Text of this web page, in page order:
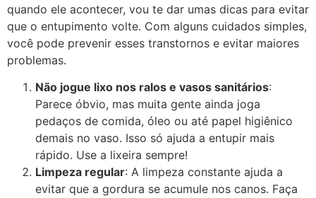
quando ele acontecer, vou te dar umas dicas para evitar
que o entupimento volte. Com alguns cuidados simples,
você pode prevenir esses transtornos e evitar maiores
problemas.
Não jogue lixo nos ralos e vasos sanitários:
Parece óbvio, mas muita gente ainda joga
pedaços de comida, óleo ou até papel higiênico
demais no vaso. Isso só ajuda a entupir mais
rápido. Use a lixeira sempre!
Limpeza regular: A limpeza constante ajuda a
evitar que a gordura se acumule nos canos. Faça